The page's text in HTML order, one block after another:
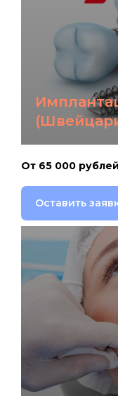
От 65 000 рублей
Оставить